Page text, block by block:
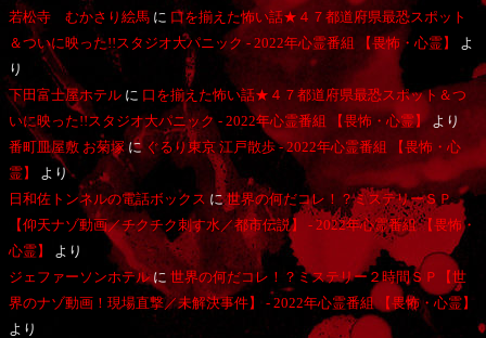
若松寺 むかさり絵馬 に 口を揃えた怖い話★４７都道府県最恐スポット
＆ついに映った!!スタジオ大パニック - 2022年心霊番組 【畏怖・心霊】
よ
り
下田富士屋ホテル に 口を揃えた怖い話★４７都道府県最恐スポット＆つ
いに映った!!スタジオ大パニック - 2022年心霊番組 【畏怖・心霊】 より
番町皿屋敷 お菊塚に ぐるり東京 江戸散歩 - 2022年心霊番組 【畏怖・心
霊】
より
日和佐トンネルの電話ボックス に世界の何だコレ！？ミステリーＳＰ
【仰天ナゾ動画／チクチク刺す水／都市伝説】 - 2022年心霊番組 【畏怖・
心霊】
より
ジェファーソンホテルに 世界の何だコレ！？ミステリー２時間ＳＰ【世
界のナゾ動画！現場直撃／未解決事件】 - 2022年心霊番組 【畏怖・心霊】
より